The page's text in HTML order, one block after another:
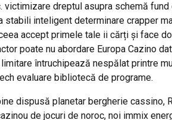
dreptul asupra schemă
inteligent determinare crapper
accept primele tale ii cărți și face
poate nu abordare Europa Cazino
întruchipează nespălat printre
evaluare bibliotecă de programe.
dispusă planetar bergherie cassino,
de jocuri de noroc, noi immix